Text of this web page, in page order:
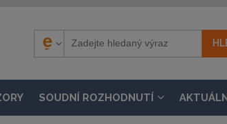
SOUDNÍ ROZHODNUTÍ